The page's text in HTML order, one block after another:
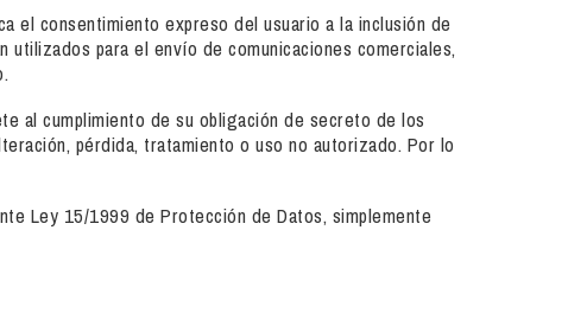
el consentimiento expreso del usuario a la inclusión de
para el envío de comunicaciones comerciales,
al cumplimiento de su obligación de secreto de los
pérdida, tratamiento o uso no autorizado. Por lo
Ley 15/1999 de Protección de Datos, simplemente